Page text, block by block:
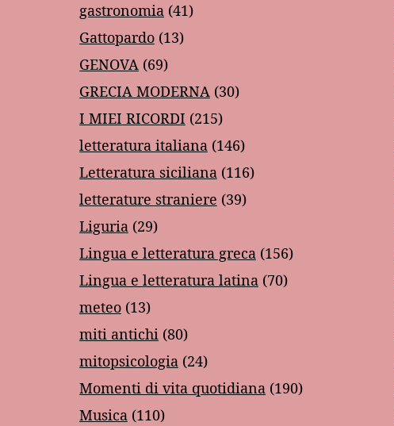
gastronomia (41)
Gattopardo (13)
GENOVA (69)
GRECIA MODERNA (30)
I MIEI RICORDI (215)
letteratura italiana (146)
Letteratura siciliana (116)
letterature straniere (39)
Liguria (29)
Lingua e letteratura greca (156)
Lingua e letteratura latina (70)
meteo (13)
miti antichi (80)
mitopsicologia (24)
Momenti di vita quotidiana (190)
Musica (110)